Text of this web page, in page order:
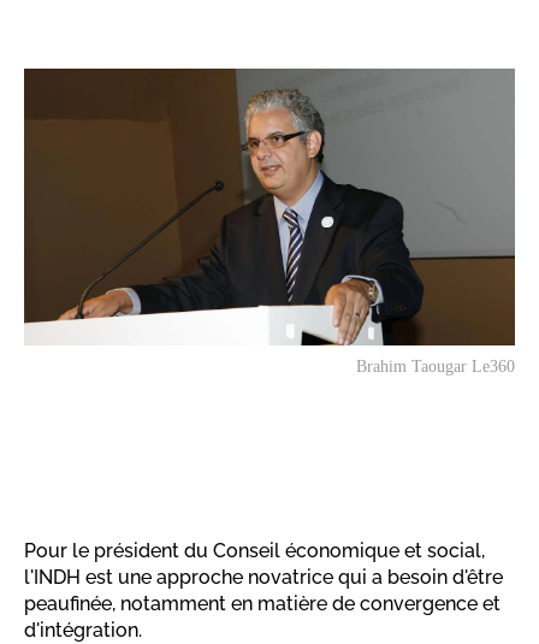
Brahim Taougar Le360
Pour le président du Conseil économique et social,
l'INDH est une approche novatrice qui a besoin d'être
peaufinée, notamment en matière de convergence et
d'intégration.